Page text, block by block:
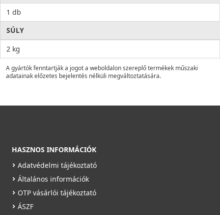
1 db
SÚLY
2 kg
A gyártók fenntartják a jogot a weboldalon szereplő termékek műszaki
adatainak előzetes bejelentés nélküli megváltoztatására.
HASZNOS INFORMÁCIÓK
Adatvédelmi tájékoztató
Általános információk
OTP vásárlói tájékoztató
ÁSZF